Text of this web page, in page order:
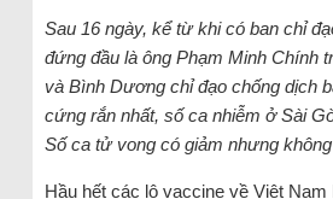
Sau 16 ngày, kể từ khi có ban chỉ
đứng đầu là ông Phạm Minh Chính
và Bình Dương chỉ đạo chống dịch
cứng rắn nhất, số ca nhiễm ở Sài
Số ca tử vong có giảm nhưng
Hầu hết các lô vaccine về Việt